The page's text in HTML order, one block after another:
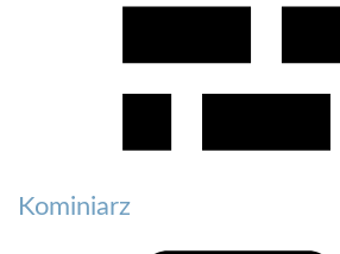
Kominiarz